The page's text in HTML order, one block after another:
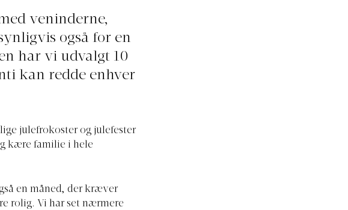
veninderne,
også for en
har vi udvalgt 10
kan redde enhver
julefrokoster og julefester
kære familie i hele
en måned, der kræver
rolig. Vi har set nærmere